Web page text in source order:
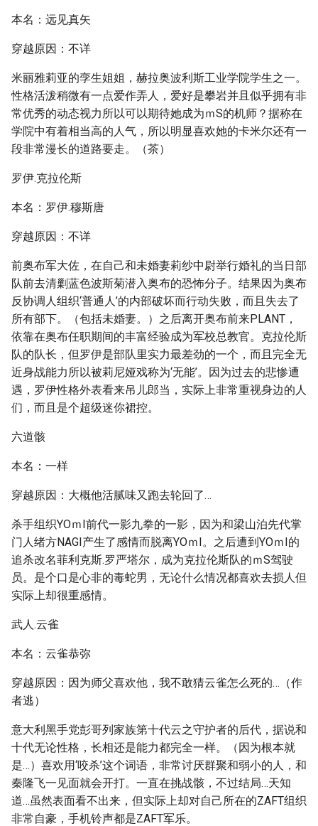
本名：远见真矢
穿越原因：不详
米丽雅莉亚的孪生姐姐，赫拉奥波利斯工业学院学生之一。
性格活泼稍微有一点爱作弄人，爱好是攀岩并且似乎拥有非
常优秀的动态视力所以可以期待她成为ｍS的机师？据称在
学院中有着相当高的人气，所以明显喜欢她的卡米尔还有一
段非常漫长的道路要走。（茶）
罗伊.克拉伦斯
本名：罗伊.穆斯唐
穿越原因：不详
前奥布军大佐，在自己和未婚妻莉纱中尉举行婚礼的当日部
队前去清剿蓝色波斯菊潜入奥布的恐怖分子。结果因为奥布
反协调人组织‘普通人’的内部破坏而行动失败，而且失去了
所有部下。（包括未婚妻。）之后离开奥布前来PLANT，
依靠在奥布任职期间的丰富经验成为军校总教官。克拉伦斯
队的队长，但罗伊是部队里实力最差劲的一个，而且完全无
近身战能力所以被莉尼娅戏称为‘无能’。因为过去的悲惨遭
遇，罗伊性格外表看来吊儿郎当，实际上非常重视身边的人
们，而且是个超级迷你裙控。
六道骸
本名：一样
穿越原因：大概他活腻味又跑去轮回了…
杀手组织YOｍI前代一影九拳的一影，因为和梁山泊先代掌
门人绪方NAGI产生了感情而脱离YOｍI。之后遭到YOｍI的
追杀改名菲利克斯.罗严塔尔，成为克拉伦斯队的ｍS驾驶
员。是个口是心非的毒蛇男，无论什么情况都喜欢去损人但
实际上却很重感情。
武人.云雀
本名：云雀恭弥
穿越原因：因为师父喜欢他，我不敢猜云雀怎么死的…（作
者逃）
意大利黑手党彭哥列家族第十代云之守护者的后代，据说和
十代无论性格，长相还是能力都完全一样。（因为根本就
是…）喜欢用‘咬杀’这个词语，非常讨厌群聚和弱小的人，和
秦隆飞一见面就会开打。一直在挑战骸，不过结局…天知
道…虽然表面看不出来，但实际上却对自己所在的ZAFT组织
非常自豪，手机铃声都是ZAFT军乐。